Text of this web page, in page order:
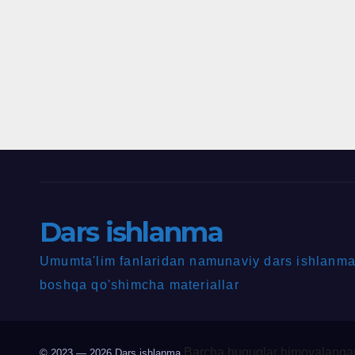
Dars ishlanma
Umumta'lim fanlaridan namunaviy dars
boshqa qo'shimcha materiallar
Barcha huquqlar